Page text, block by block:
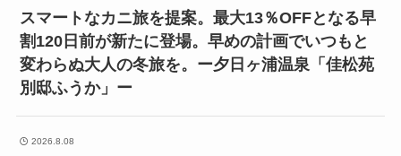
スマートなカニ旅を提案。最大13％OFFとなる早
割120日前が新たに登場。早めの計画でいつもと
変わらぬ大人の冬旅を。ー夕日ヶ浦温泉「佳松苑
別邸ふうか」ー
2026.8.08